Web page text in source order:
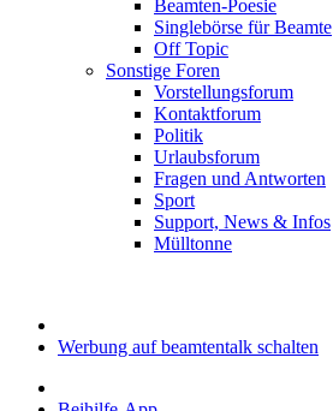
Beamten-Poesie
Singlebörse für Beamte
Off Topic
Sonstige Foren
Vorstellungsforum
Kontaktforum
Politik
Urlaubsforum
Fragen und Antworten
Sport
Support, News & Infos
Mülltonne
Werbung auf beamtentalk schalten